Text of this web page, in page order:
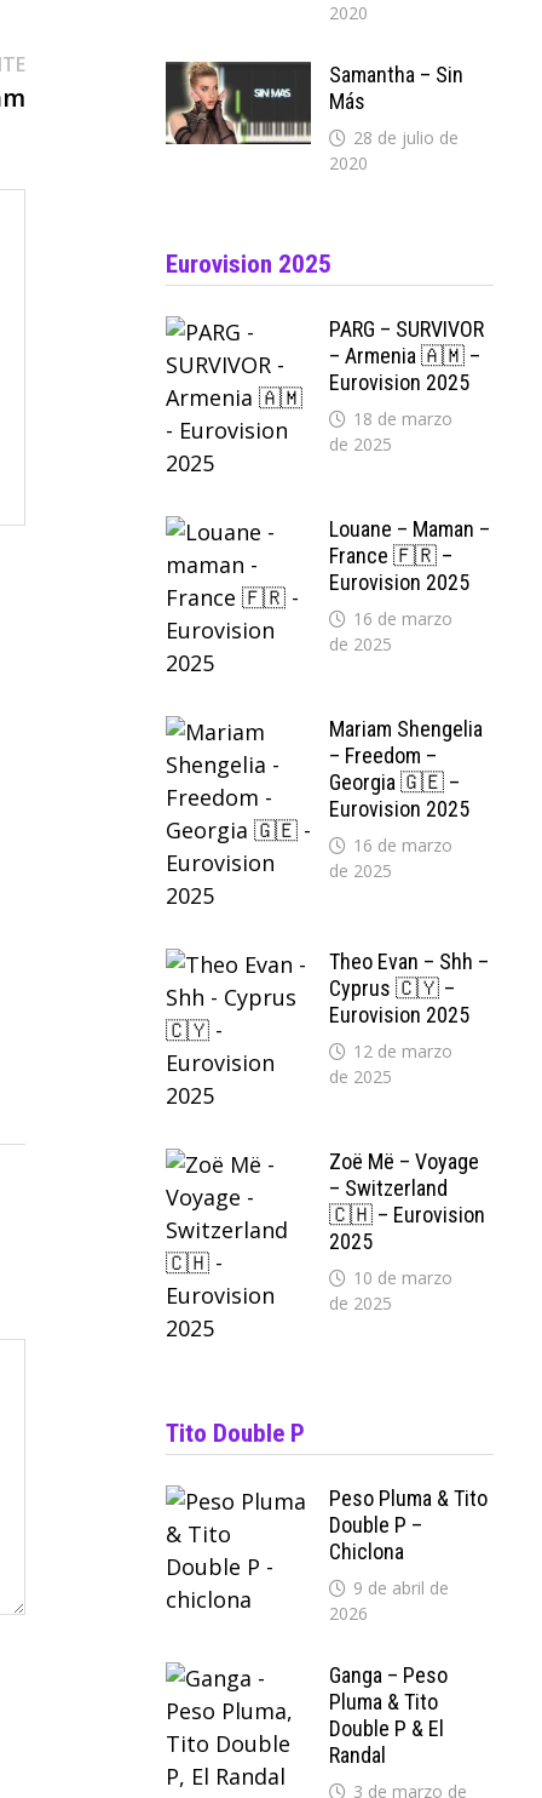
Entrada
2020
Samantha – Sin
Más
28 de julio de
2020
Eurovision 2025
PARG – SURVIVOR
– Armenia 🇦🇲 –
Eurovision 2025
18 de marzo
de 2025
Louane – Maman –
France 🇫🇷 –
Eurovision 2025
16 de marzo
de 2025
Mariam Shengelia
– Freedom –
Georgia 🇬🇪 –
Eurovision 2025
16 de marzo
de 2025
Theo Evan – Shh –
Cyprus 🇨🇾 –
Eurovision 2025
12 de marzo
de 2025
Zoë Më – Voyage
– Switzerland
🇨🇭 – Eurovision
2025
10 de marzo
de 2025
Tito Double P
Peso Pluma & Tito
Double P –
Chiclona
9 de abril de
2026
Ganga – Peso
Pluma & Tito
Double P & El
Randal
3 de marzo de